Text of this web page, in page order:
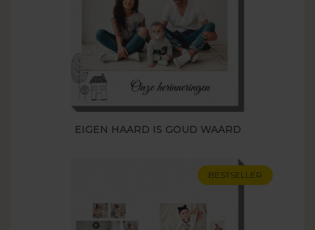
EIGEN HAARD IS GOUD WAARD
BESTSELLER